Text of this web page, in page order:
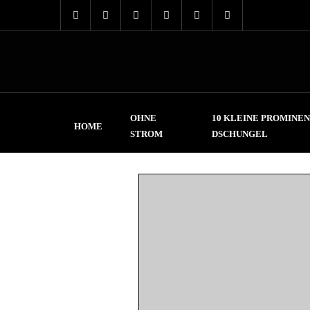
HOME
OHNE
STROM
10 KLEINE
DSCHUNGEL